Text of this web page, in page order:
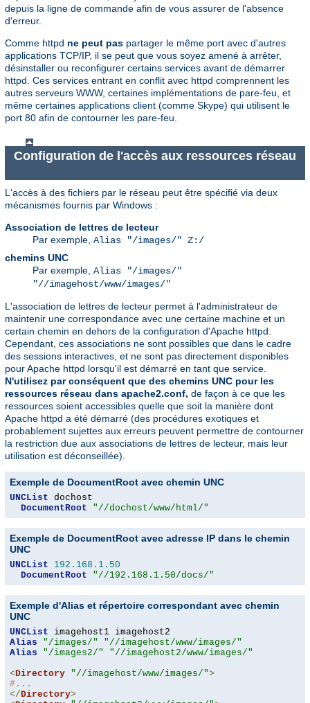
depuis la ligne de commande afin de vous assurer de l'absence
d'erreur.
Comme httpd ne peut pas partager le même port avec d'autres
applications TCP/IP, il se peut que vous soyez amené à arrêter,
désinstaller ou reconfigurer certains services avant de démarrer
httpd. Ces services entrant en conflit avec httpd comprennent les
autres serveurs WWW, certaines implémentations de pare-feu, et
même certaines applications client (comme Skype) qui utilisent le
port 80 afin de contourner les pare-feu.
Configuration de l'accès aux ressources réseau
L'accès à des fichiers par le réseau peut être spécifié via deux
mécanismes fournis par Windows :
Association de lettres de lecteur
Par exemple, Alias "/images/" Z:/
chemins UNC
Par exemple, Alias "/images/"
"//imagehost/www/images/"
L'association de lettres de lecteur permet à l'administrateur de
maintenir une correspondance avec une certaine machine et un
certain chemin en dehors de la configuration d'Apache httpd.
Cependant, ces associations ne sont possibles que dans le cadre
des sessions interactives, et ne sont pas directement disponibles
pour Apache httpd lorsqu'il est démarré en tant que service.
N'utilisez par conséquent que des chemins UNC pour les
ressources réseau dans apache2.conf, de façon à ce que les
ressources soient accessibles quelle que soit la manière dont
Apache httpd a été démarré (des procédures exotiques et
probablement sujettes aux erreurs peuvent permettre de contourner
la restriction due aux associations de lettres de lecteur, mais leur
utilisation est déconseillée).
Exemple de DocumentRoot avec chemin UNC
UNCList dochost
DocumentRoot
"//dochost/www/html/"
Exemple de DocumentRoot avec adresse IP dans le chemin
UNC
UNCList 192.168 . 1.50
DocumentRoot
"//192.168.1.50/docs/"
Exemple d'Alias et répertoire correspondant avec chemin
UNC
UNCList
Alias
"/images/"
"//imagehost/www/images/"
Alias
"/images2/"
"//imagehost2/www/images/"
<Directory "//imagehost/www/images/">
#...
</Directory>